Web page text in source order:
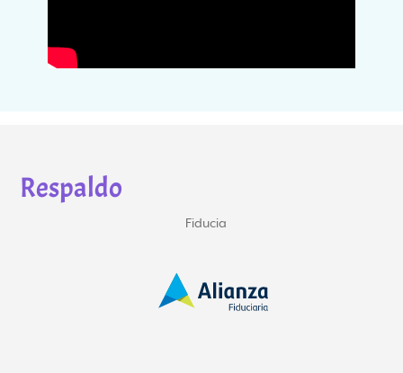
Respaldo
Gerencia y construye